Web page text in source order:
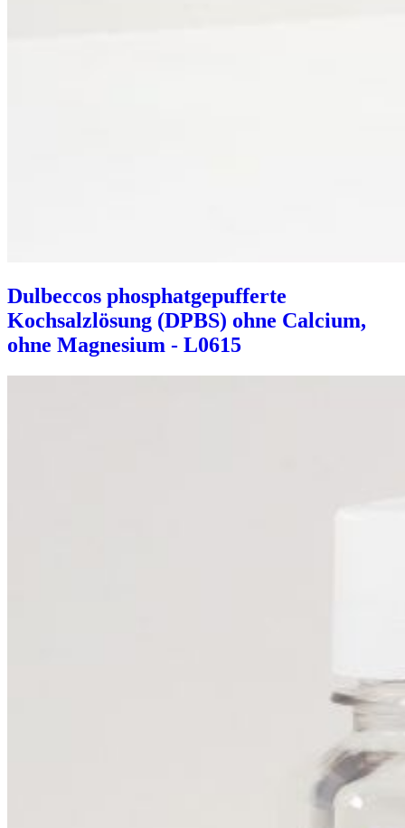
Dulbeccos phosphatgepufferte
Kochsalzlösung (DPBS) ohne Calcium,
ohne Magnesium - L0615